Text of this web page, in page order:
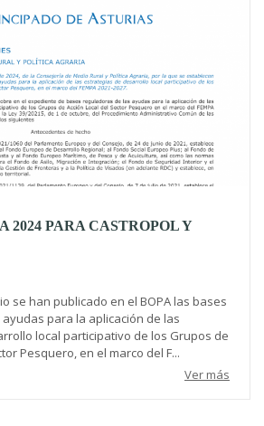
2024 PARA CASTROPOL Y
se han publicado en el BOPA las bases
para la aplicación de las
local participativo de los Grupos de
Pesquero, en el marco del F...
Ver más